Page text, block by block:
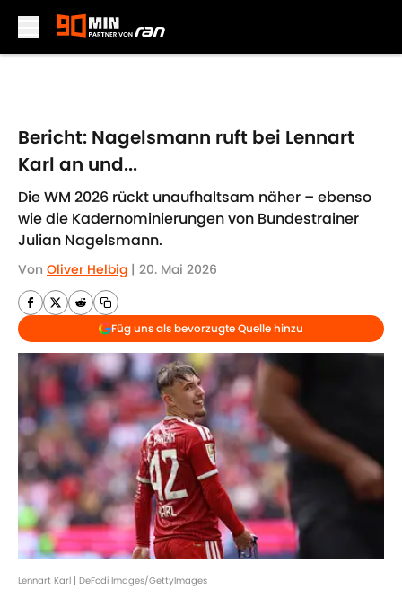
Bericht: Nagelsmann ruft bei Lennart
Karl an und...
Die WM 2026 rückt unaufhaltsam näher – ebenso
wie die Kadernominierungen von Bundestrainer
Julian Nagelsmann.
Von Oliver Helbig | 20. Mai 2026
Füg uns als bevorzugte Quelle hinzu
Lennart Karl | DeFodi Images/GettyImages